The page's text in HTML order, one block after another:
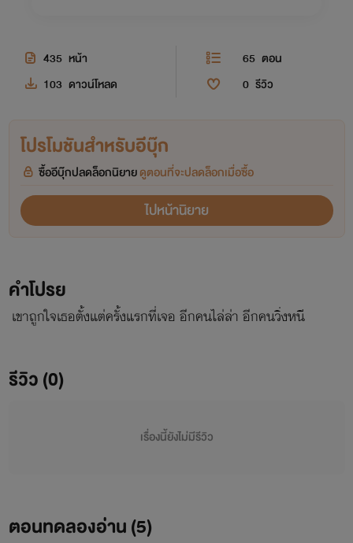
435 หน้า 65 ตอน
103 ดาวน์โหลด 0 รีวิว
โปรโมชันสำหรับอีบุ๊ก
ซื้ออีบุ๊กปลดล็อกนิยายดูตอนที่จะปลดล็อกเมื่อซื้อ
ไปหน้านิยาย
คำโปรย
เขาถูกใจเธอตั้งแต่ครั้งแรกที่เจอ อีกคนไล่ล่า อีกคนวิ่งหนี
รีวิว (0)
เรื่องนี้ยังไม่มีรีวิว
ตอนทดลองอ่าน (5)